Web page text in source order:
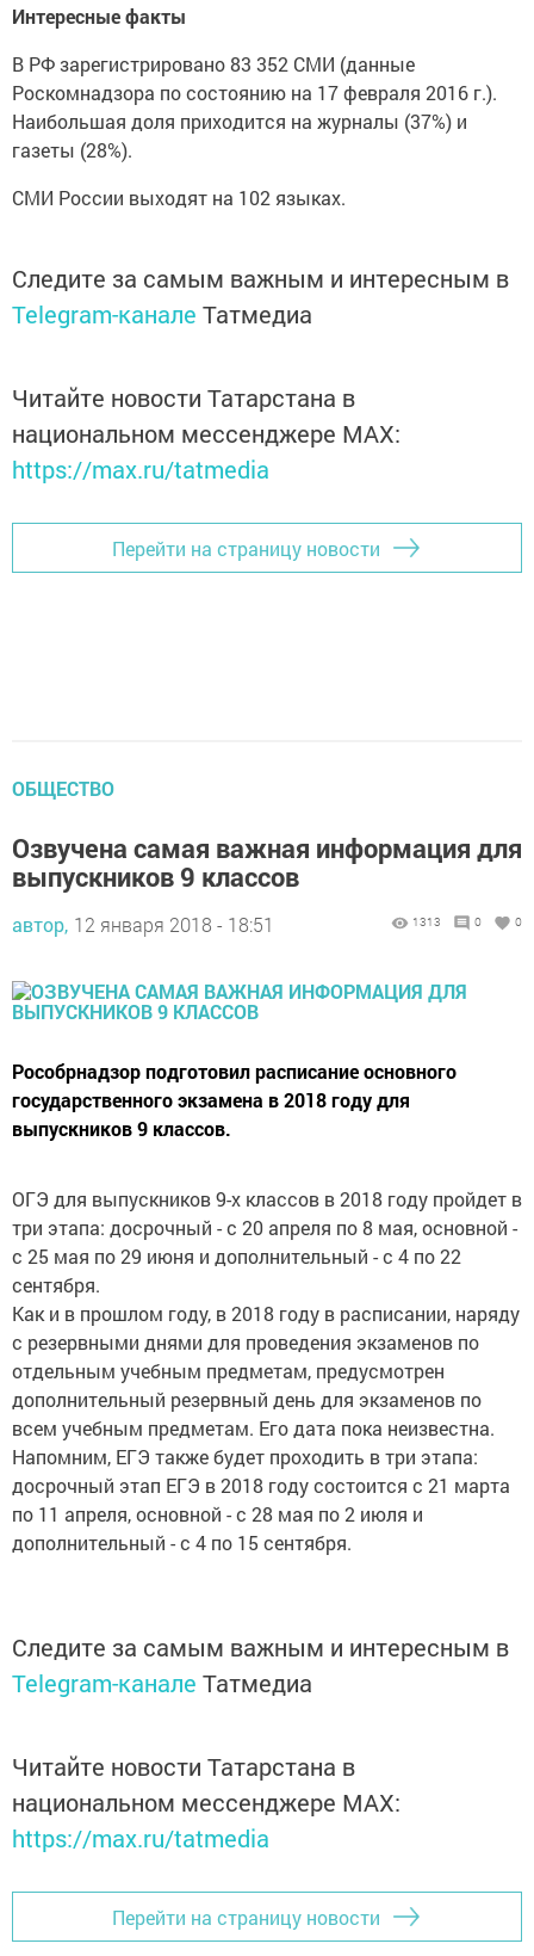
Интересные факты
В РФ зарегистрировано 83 352 СМИ (данные
Роскомнадзора по состоянию на 17 февраля 2016 г.).
Наибольшая доля приходится на журналы (37%) и
газеты (28%).
СМИ России выходят на 102 языках.
Следите за самым важным и интересным в
Telegram-канале Татмедиа
Читайте новости Татарстана в
национальном мессенджере MАХ:
https://max.ru/tatmedia
Перейти на страницу новости
ОБЩЕСТВО
Озвучена самая важная информация для
выпускников 9 классов
автор, 12 января 2018 - 18:51 1313 0 0
Рособрнадзор подготовил расписание основного
государственного экзамена в 2018 году для
выпускников 9 классов.
ОГЭ для выпускников 9-х классов в 2018 году пройдет в
три этапа: досрочный - с 20 апреля по 8 мая, основной -
с 25 мая по 29 июня и дополнительный - с 4 по 22
сентября.
Как и в прошлом году, в 2018 году в расписании, наряду
с резервными днями для проведения экзаменов по
отдельным учебным предметам, предусмотрен
дополнительный резервный день для экзаменов по
всем учебным предметам. Его дата пока неизвестна.
Напомним, ЕГЭ также будет проходить в три этапа:
досрочный этап ЕГЭ в 2018 году состоится с 21 марта
по 11 апреля, основной - с 28 мая по 2 июля и
дополнительный - с 4 по 15 сентября.
Следите за самым важным и интересным в
Telegram-канале Татмедиа
Читайте новости Татарстана в
национальном мессенджере MАХ:
https://max.ru/tatmedia
Перейти на страницу новости